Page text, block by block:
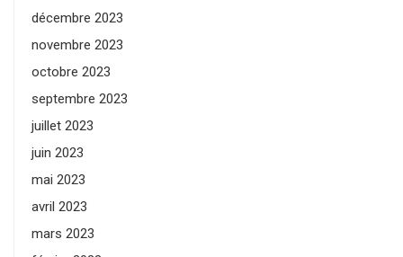
décembre 2023
novembre 2023
octobre 2023
septembre 2023
juillet 2023
juin 2023
mai 2023
avril 2023
mars 2023